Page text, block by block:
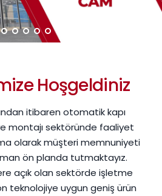
Hoşgeldiniz
itibaren otomatik kapı
montajı sektöründe faaliyet
olarak müşteri memnuniyeti
ön planda tutmaktayız.
açık olan sektörde işletme
teknolojiye uygun geniş ürün